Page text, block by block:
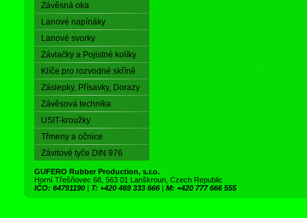
Závěsná oka
Lanové napínáky
Lanové svorky
Závlačky a Pojistné kolíky
Klíče pro rozvodné skříně
Záslepky, Přísavky, Dorazy
Závěsová technika
USIT-kroužky
Třmeny a očnice
Závitové tyče DIN 976
GUFERO Rubber Production, s.r.o.
Horní Třešňovec 68, 563 01 Lanškroun, Czech Republic
IČO: 64791190 | T: +420 469 333 666 | M: +420 777 666 555